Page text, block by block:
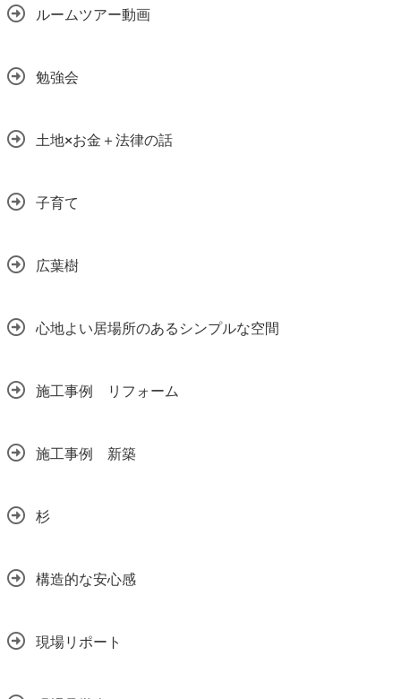
ルームツアー動画
勉強会
土地×お金＋法律の話
子育て
広葉樹
心地よい居場所のあるシンプルな空間
施工事例 リフォーム
施工事例 新築
杉
構造的な安心感
現場リポート